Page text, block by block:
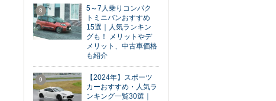
8
5～7人乗りコンパク
トミニバンおすすめ
15選｜人気ランキン
グも！ メリットやデ
メリット、中古車価格
も紹介
9
【2024年】スポーツ
カーおすすめ・人気ラ
ンキング一覧30選｜